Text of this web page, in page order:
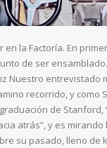
en la Factoría. En
de ser
Nuestro entrevistado
recorrido, y como
de Stanford,
atrás”, y es mirando
su pasado, lleno de